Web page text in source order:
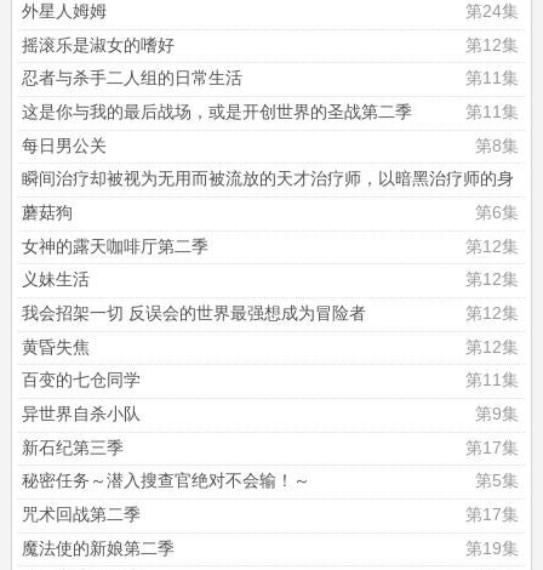
外星人姆姆
第24集
摇滚乐是淑女的嗜好
第12集
忍者与杀手二人组的日常生活
第11集
这是你与我的最后战场，或是开创世界的圣战第二季
第11集
每日男公关
第8集
瞬间治疗却被视为无用而被流放的天才治疗师，以暗黑治疗师的身
份幸福地生活着
第4集
蘑菇狗
第6集
女神的露天咖啡厅第二季
第12集
义妹生活
第12集
我会招架一切 反误会的世界最强想成为冒险者
第12集
黄昏失焦
第12集
百变的七仓同学
第11集
异世界自杀小队
第9集
新石纪第三季
第17集
秘密任务～潜入搜查官绝对不会输！～
第5集
咒术回战第二季
第17集
魔法使的新娘第二季
第19集